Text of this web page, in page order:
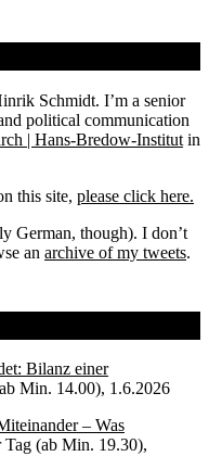
Schmidt. I’m a senior
political communication
| Hans-Bredow-Institut in
this site, please click here.
German, though). I don’t
an archive of my tweets.
Bilanz einer
Min. 14.00), 1.6.2026
– Was
(ab Min. 19.30),